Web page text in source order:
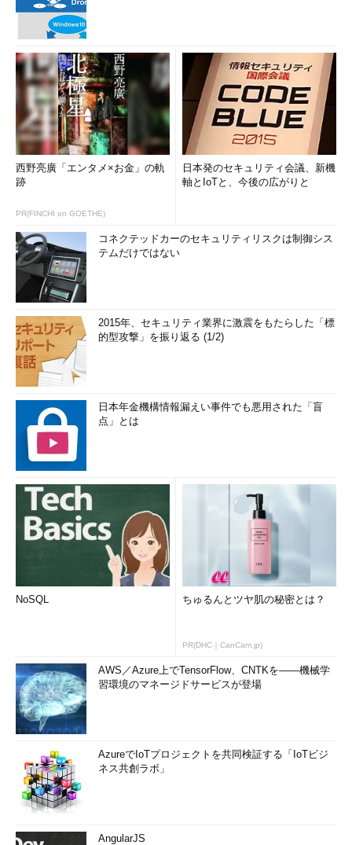
西野亮廣「エンタメ×お金」の軌
跡
PR(FINCHI on GOETHE)
日本発のセキュリティ会議、新機
軸とIoTと、今後の広がりと
コネクテッドカーのセキュリティリスクは制御シス
テムだけではない
2015年、セキュリティ業界に激震をもたらした「標
的型攻撃」を振り返る (1/2)
日本年金機構情報漏えい事件でも悪用された「盲
点」とは
NoSQL ちゅるんとツヤ肌の秘密とは？
PR(DHC｜CanCam.jp)
AWS／Azure上でTensorFlow、CNTKを――機械学
習環境のマネージドサービスが登場
AzureでIoTプロジェクトを共同検証する「IoTビジ
ネス共創ラボ」
AngularJS